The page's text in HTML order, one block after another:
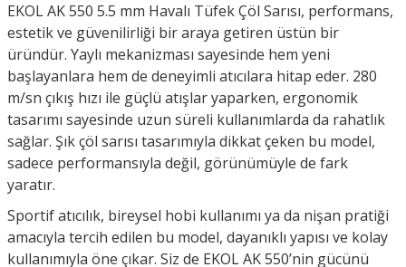
EKOL AK 550 5.5 mm Havalı Tüfek Çöl Sarısı, performans,
estetik ve güvenilirliği bir araya getiren üstün bir
üründür. Yaylı mekanizması sayesinde hem yeni
başlayanlara hem de deneyimli atıcılara hitap eder. 280
m/sn çıkış hızı ile güçlü atışlar yaparken, ergonomik
tasarımı sayesinde uzun süreli kullanımlarda da rahatlık
sağlar. Şık çöl sarısı tasarımıyla dikkat çeken bu model,
sadece performansıyla değil, görünümüyle de fark
yaratır.
Sportif atıcılık, bireysel hobi kullanımı ya da nişan pratiği
amacıyla tercih edilen bu model, dayanıklı yapısı ve kolay
kullanımıyla öne çıkar. Siz de EKOL AK 550’nin gücünü